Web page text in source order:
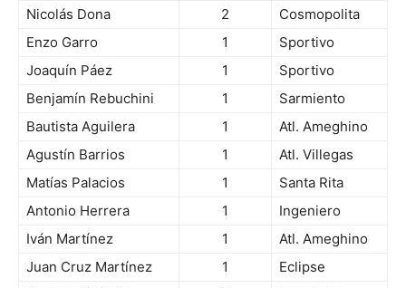
Nicolás Dona
2
Cosmopolita
Enzo Garro
1
Sportivo
Joaquín Páez
1
Sportivo
Benjamín Rebuchini
1
Sarmiento
Bautista Aguilera
1
Atl. Ameghino
Agustín Barrios
1
Atl. Villegas
Matías Palacios
1
Santa Rita
Antonio Herrera
1
Ingeniero
Iván Martínez
1
Atl. Ameghino
Juan Cruz Martínez
1
Eclipse